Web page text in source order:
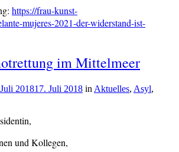
https://frau-kunst-
mujeres-2021-der-widerstand-ist-
im Mittelmeer
201817. Juli 2018 von
in Aktuelles, Asyl,
und Kollegen,